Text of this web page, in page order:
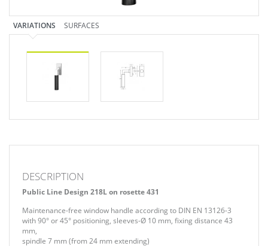
VARIATIONS SURFACES
DESCRIPTION
Public Line Design 218L on rosette 431
Maintenance-free window handle according to DIN EN 13126-3
with 90° or 45° positioning, sleeves-Ø 10 mm, fixing distance 43
mm,
spindle 7 mm (from 24 mm extending)